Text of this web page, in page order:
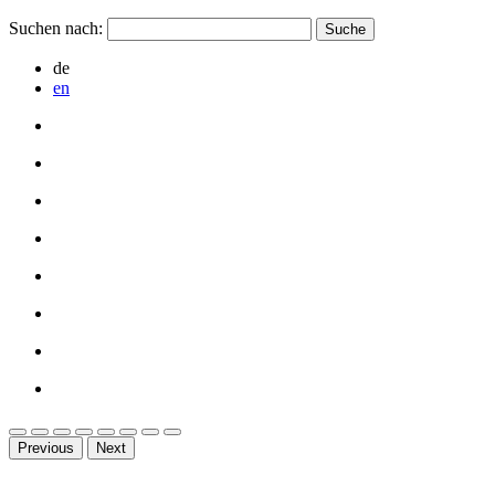
Suchen nach:
de
en
Previous Next